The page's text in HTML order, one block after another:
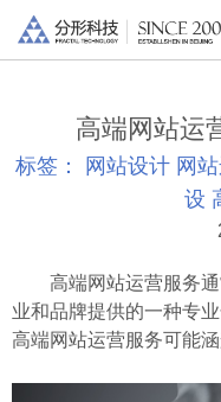
高端网站运
标签： 网站设计 网
设
高端网站运营服务通
业和品牌提供的一种专
高端网站运营服务可能涵